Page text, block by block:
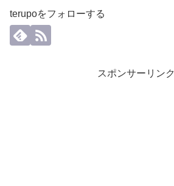
terupoをフォローする
スポンサーリンク